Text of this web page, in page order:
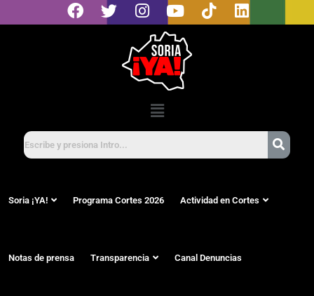
Soria ¡YA! Programa Cortes 2026 Actividad en Cortes
Notas de prensa Transparencia Canal Denuncias